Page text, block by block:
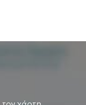
έρευνες περί
Οι
ζώσης, στο
εξ΄ αποστάσεως